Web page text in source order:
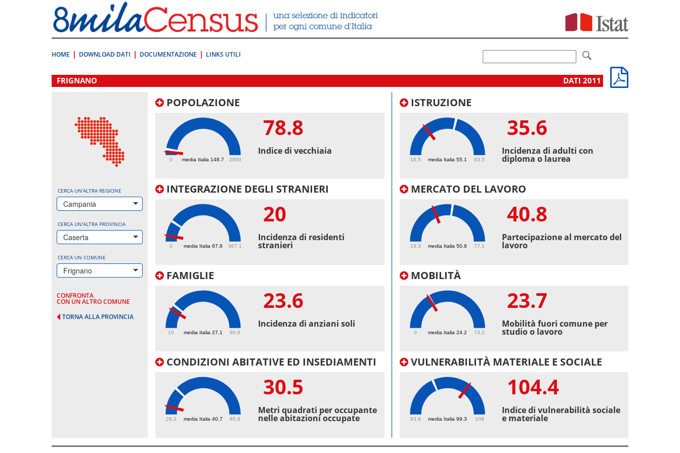
direttamente
a:
Contenuto
HOME DOWNLOAD DATI DOCUMENTAZIONE LINKS UTILI
.
FRIGNANO DATI 2011
CERCA UN'ALTRA REGIONE
Campania
CERCA UN'ALTRA PROVINCIA
Caserta
CERCA UN COMUNE
Frignano
CONFRONTA
CON UN ALTRO COMUNE
TORNA ALLA PROVINCIA
POPOLAZIONE
media Italia 148.7
0 2850
78.8
Indice di vecchiaia
INTEGRAZIONE DEGLI STRANIERI
media Italia 67.8
0 367.1
20
Incidenza di residenti
stranieri
FAMIGLIE
media Italia 27.1
10 90.9
23.6
Incidenza di anziani soli
CONDIZIONI ABITATIVE ED INSEDIAMENTI
media Italia 40.7
26.2 85.6
30.5
Metri quadrati per occupante
nelle abitazioni occupate
ISTRUZIONE
media Italia 55.1
16.5 83.5
35.6
Incidenza di adulti con
diploma o laurea
MERCATO DEL LAVORO
media Italia 50.8
19.3 77.1
40.8
Partecipazione al mercato del
lavoro
MOBILITÀ
media Italia 24.2
0 73.2
23.7
Mobilità fuori comune per
studio o lavoro
VULNERABILITÀ MATERIALE E SOCIALE
media Italia 99.3
93.6 109
104.4
Indice di vulnerabilità sociale
e materiale